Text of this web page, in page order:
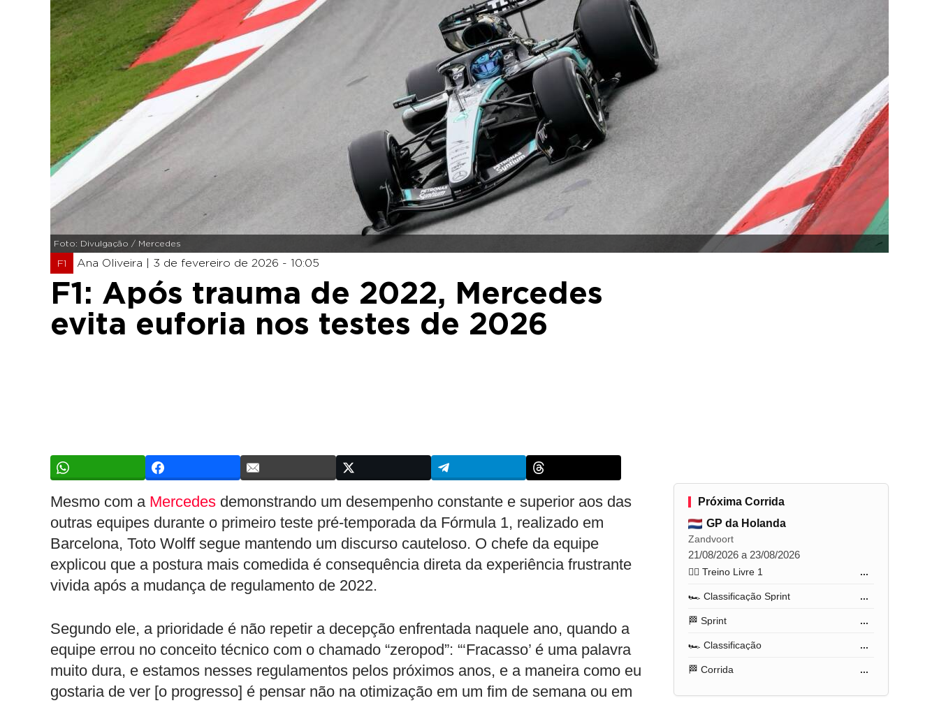
Foto: Divulgação / Mercedes
F1 Ana Oliveira | 3 de fevereiro de 2026 - 10:05
F1: Após trauma de 2022, Mercedes
evita euforia nos testes de 2026
Mesmo com a Mercedes demonstrando um desempenho constante e superior aos das
outras equipes durante o primeiro teste pré-temporada da Fórmula 1, realizado em
Barcelona, Toto Wolff segue mantendo um discurso cauteloso. O chefe da equipe
explicou que a postura mais comedida é consequência direta da experiência frustrante
vivida após a mudança de regulamento de 2022.
Segundo ele, a prioridade é não repetir a decepção enfrentada naquele ano, quando a
equipe errou no conceito técnico com o chamado “zeropod”: “‘Fracasso’ é uma palavra
muito dura, e estamos nesses regulamentos pelos próximos anos, e a maneira como eu
gostaria de ver [o progresso] é pensar não na otimização em um fim de semana ou em
Próxima Corrida
GP da Holanda
Zandvoort
21/08/2026 a 23/08/2026
🏋️‍♂️ Treino Livre 1 ...
🏎️ Classificação Sprint ...
🏁 Sprint ...
🏎️ Classificação ...
🏁 Corrida ...